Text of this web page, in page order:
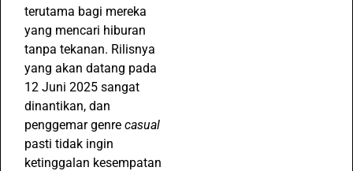
terutama bagi mereka
yang mencari hiburan
tanpa tekanan. Rilisnya
yang akan datang pada
12 Juni 2025 sangat
dinantikan, dan
penggemar genre casual
pasti tidak ingin
ketinggalan kesempatan